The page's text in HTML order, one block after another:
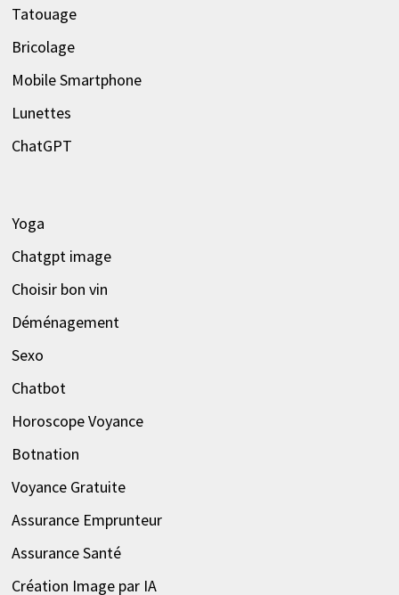
Tatouage
Bricolage
Mobile Smartphone
Lunettes
ChatGPT
Yoga
Chatgpt image
Choisir bon vin
Déménagement
Sexo
Chatbot
Horoscope Voyance
Botnation
Voyance Gratuite
Assurance Emprunteur
Assurance Santé
Création Image par IA